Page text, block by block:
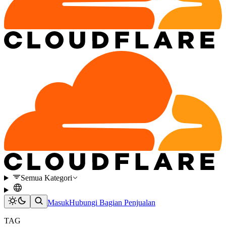
Semua Kategori
MasukHubungi Bagian Penjualan
TAG